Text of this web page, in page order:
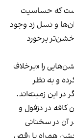
است که حساسیت
و نسل زد وجود
خشن‌تر برخورد
را «برخلاف
و به نظر
در این زمینه‌اند.
کافه در دزفول و
آن در سخنانی